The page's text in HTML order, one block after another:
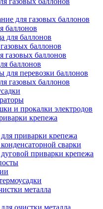
для газовых баллонов
баллонов
для баллонов
баллонов
газовых баллонов
баллонов
для перевозки баллонов
газовых баллонов
и прокалки электродов
крепежа
приварки крепежа
сварки
приварки крепежа
металла
очистки металла